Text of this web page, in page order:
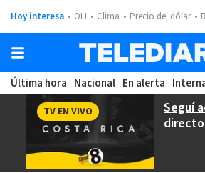
Hoy interesa OIJ Clima Precio del dólar
Última hora Nacional En alerta
Seguí
directo
TV EN VIVO